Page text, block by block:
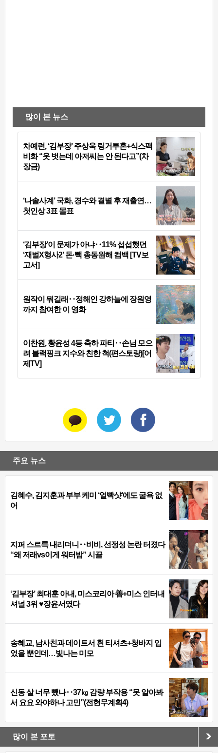
많이 본 뉴스
차예련, ‘김부장’ 주상욱 링거투혼+식스팩
비화 “옷 벗는데 아저씨는 안 된다고”(차
장금)
‘나솔사계’ 국화, 경수와 결별 후 재출연…
첫인상 3표 몰표
‘김부장’이 문제가 아냐‥11% 섭섭했던
‘재벌X형사2’ 돈·빽 총동원해 컴백 [TV보
고서]
원작이 뭐길래‥정해인 강하늘에 장원영
까지 참여한 이 영화
이찬원, 황윤성 4등 축하 파티‥손님 모으
려 블랙핑크 지수와 친한 척(편스토랑)[어
제TV]
주요 뉴스
김혜수, 김지훈과 부부 케미 ‘얼빡샷’에도 굴욕 없
어
지퍼 스르륵 내리더니‥비비, 선정성 논란 터졌다
“왜 저래vs이게 워터밤” 시끌
‘김부장’ 최대훈 아내, 미스코리아 善+미스 인터내
셔널 3위 ♥장윤서였다
송혜교, 남사친과 데이트서 흰 티셔츠+청바지 입
었을 뿐인데…빛나는 미모
신동 살 너무 뺐나‥37㎏ 감량 부작용 “못 알아봐
서 요요 와야하나 고민”(전현무계획4)
많이 본 포토